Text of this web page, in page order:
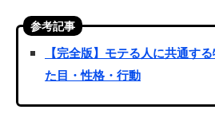
参考記事
【完全版】モテる人に共通す
た目・性格・行動